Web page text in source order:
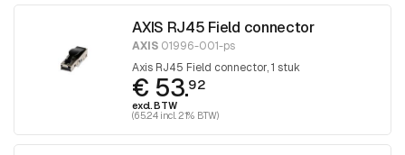
AXIS RJ45 Field connector
AXIS 01996-001-ps
Axis RJ45 Field connector, 1 stuk
€ 53.92
excl. BTW
(65.24 incl. 21% BTW)